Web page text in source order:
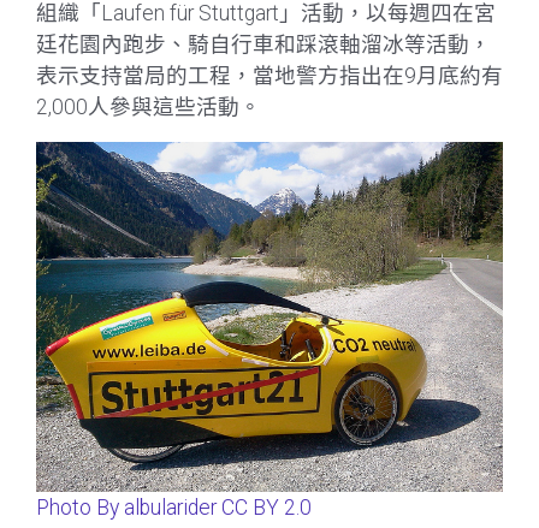
組織「Laufen für Stuttgart」活動，以每週四在宮
廷花園內跑步、騎自行車和踩滾軸溜冰等活動，
表示支持當局的工程，當地警方指出在9月底約有
2,000人參與這些活動。
Photo By albularider CC BY 2.0